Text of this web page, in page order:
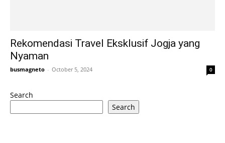
Rekomendasi Travel Eksklusif Jogja yang
Nyaman
busmagneto - October 5, 2024 0
Search
Search